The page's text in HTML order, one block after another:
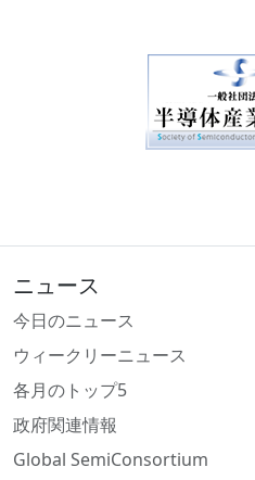
ニュース
今日のニュース
ウィークリーニュース
各月のトップ5
政府関連情報
Global SemiConsortium